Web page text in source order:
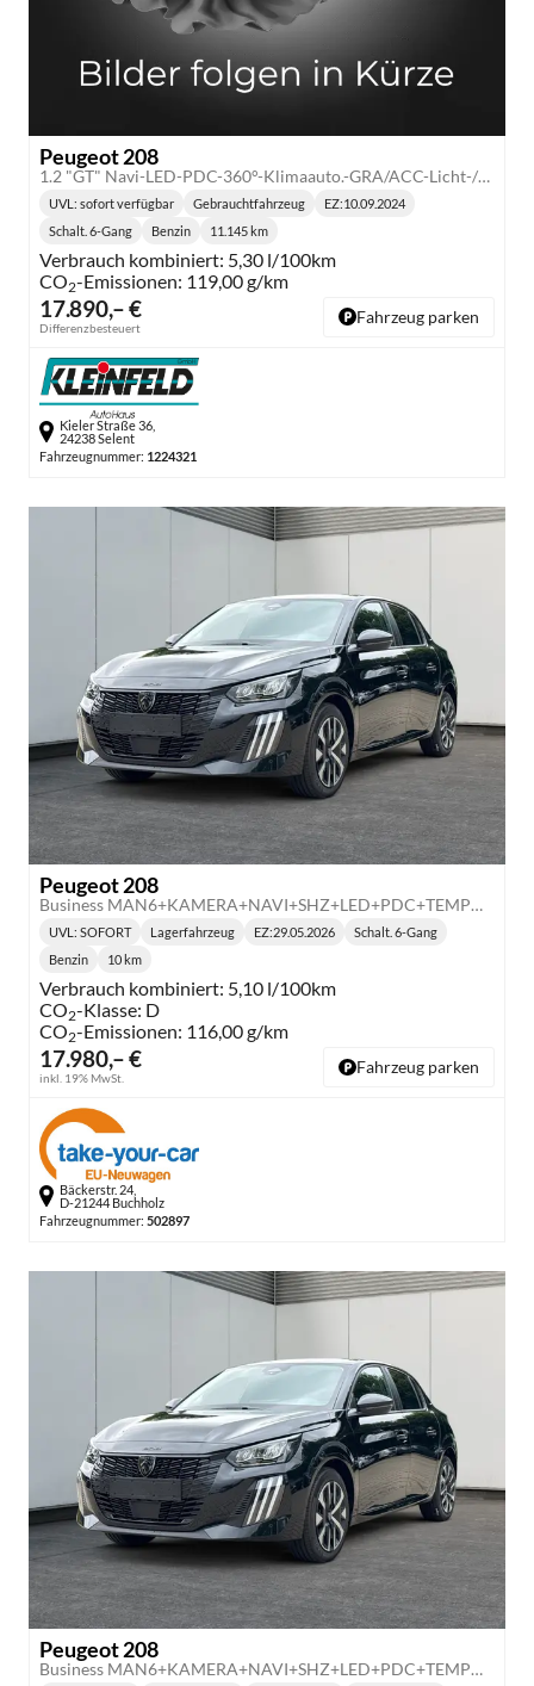
Peugeot 208
1.2 "GT" Navi-LED-PDC-360°-Klimaauto.-GRA/ACC-Licht-/Regensensor-Keyless-17"LM-4Season
17.890,– €
Differenzbesteuert
Lieferzeit:
UVL : sofort verfügbar Gebrauchtfahrzeug EZ:10.09.2024
Getriebe:
Schalt. 6-Gang
Kraftstoff:
Benzin
Kilometerstand:
11.145 km
Verbrauch kombiniert: 5,30 l/100km
CO2-Emissionen: 119,00 g/km
Fahrzeug parken
Kieler Straße 36,
24238 Selent
Fahrzeugnummer: 1224321
Peugeot 208
Business MAN6+KAMERA+NAVI+SHZ+LED+PDC+TEMPOMAT
17.980,– €
inkl. 19% MwSt.
Lieferzeit:
UVL : SOFORT Lagerfahrzeug EZ:29.05.2026
Getriebe:
Schalt. 6-Gang
Kraftstoff:
Benzin
Kilometerstand:
10 km
Verbrauch kombiniert: 5,10 l/100km
CO2-Klasse: D
CO2-Emissionen: 116,00 g/km
Fahrzeug parken
Bäckerstr. 24,
D-21244 Buchholz
Fahrzeugnummer: 502897
Peugeot 208
Business MAN6+KAMERA+NAVI+SHZ+LED+PDC+TEMPOMAT